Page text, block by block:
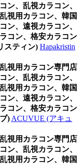
ン、乱視カラコン、
視用カラコン、韓国
ン、遠視カラコン、
コン、格安カラコン
スティン) Hapakristin
視用カラコン専門店
ン、乱視カラコン、
視用カラコン、韓国
ン、遠視カラコン、
コン、格安カラコン
) ACUVUE (アキュ
視用カラコン専門店
ン、乱視カラコン、
視用カラコン、韓国